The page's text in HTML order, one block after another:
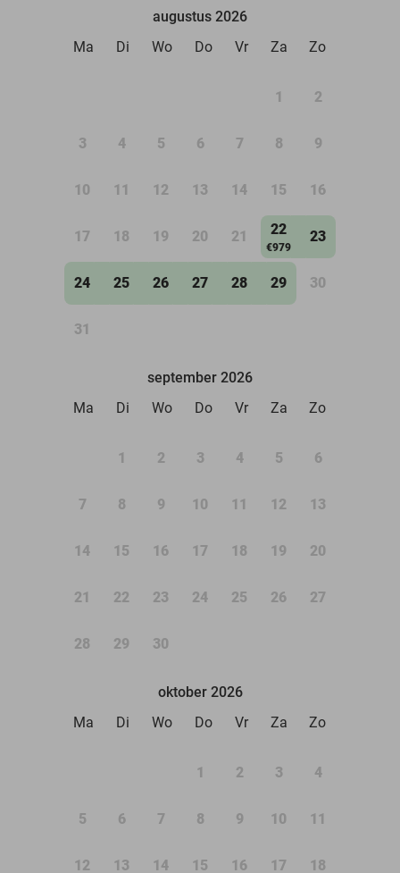
augustus 2026
Ma
Di Wo Do Vr Za Zo
1 2
3 4 5 6 7 8 9
10 11 12 13 14 15 16
17 18 19 20 21 22
€979
23
24 25 26 27 28 29 30
31
september 2026
Ma
Di Wo Do Vr Za Zo
1 2 3 4 5 6
7 8 9 10 11 12 13
14 15 16 17 18 19 20
21 22 23 24 25 26 27
28 29 30
oktober 2026
Ma
Di Wo Do Vr Za Zo
1 2 3 4
5 6 7 8 9 10 11
12 13 14 15 16 17 18